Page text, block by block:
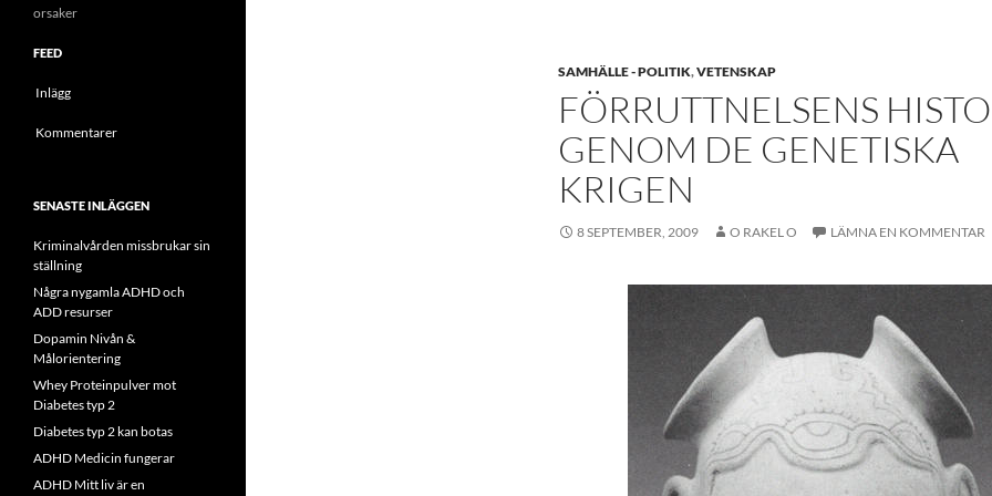
SAMHÄLLE - POLITIK,VETENSKAP
FÖRRUTTNELSENS
GENOM DE GENETISKA
KRIGEN
8 SEPTEMBER, 2009 O RAKEL O LÄMNA EN KOMMENTAR
orsaker
FEED
Inlägg
Kommentarer
SENASTE INLÄGGEN
Kriminalvården missbrukar sin
ställning
Några nygamla ADHD och
ADD resurser
Dopamin Nivån &
Målorientering
Whey Proteinpulver mot
Diabetes typ 2
Diabetes typ 2 kan botas
ADHD Medicin fungerar
ADHD Mitt liv är en